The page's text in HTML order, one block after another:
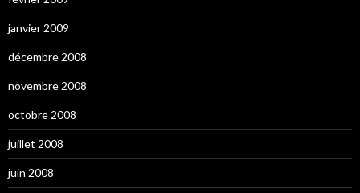
janvier 2009
décembre 2008
novembre 2008
octobre 2008
juillet 2008
juin 2008